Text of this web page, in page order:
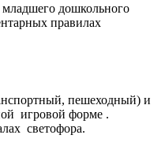
дошкольного
правилах
пешеходный) и
игровой форме .
светофора.